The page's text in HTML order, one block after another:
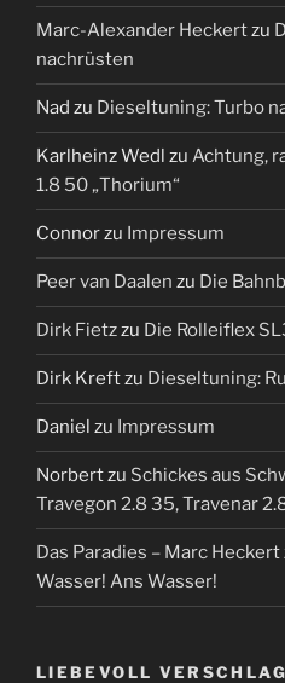
Marc-Alexander Heckertzu
nachrüsten
Nad zu Dieseltuning: Turbo
Karlheinz Wedl zu Achtung,
1.8 50 „Thorium“
Connorzu Impressum
Peer van Daalen zu Die
Dirk Fietzzu Die Rolleiflex
Dirk Kreftzu Dieseltuning:
Daniel zu Impressum
Norbertzu Schickes aus
Travegon 2.8 35, Travenar
Das Paradies – Marc Heckert
Wasser! Ans Wasser!
LIEBEVOLL